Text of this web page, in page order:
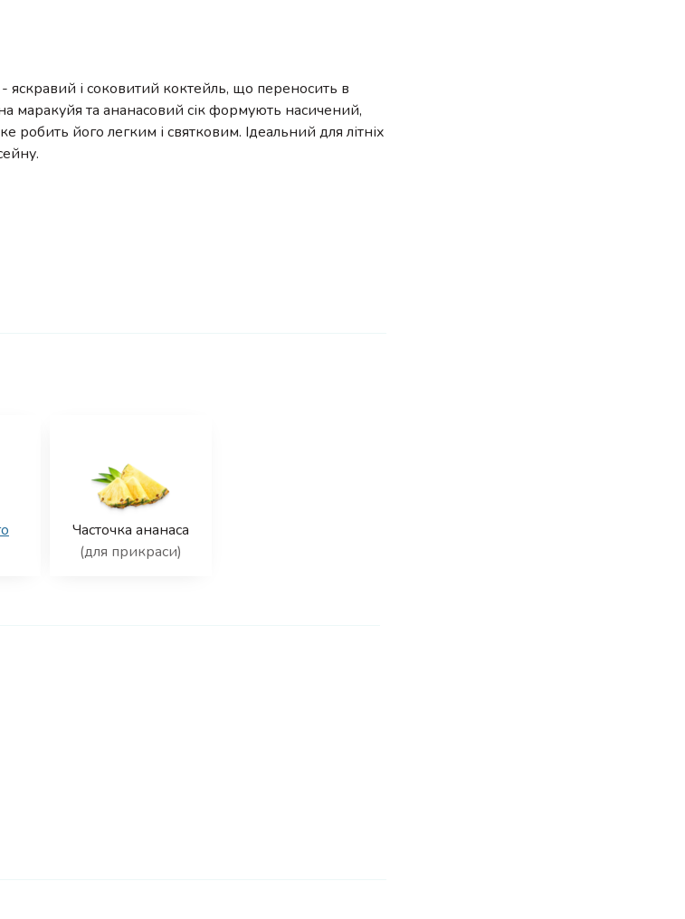
- яскравий і соковитий коктейль, що переносить в
маракуйя та ананасовий сік формують насичений,
робить його легким і святковим. Ідеальний для літніх
Часточка ананаса
(для прикраси)